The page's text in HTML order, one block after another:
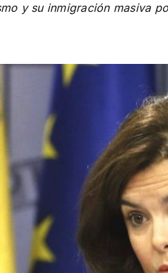
y su inmigración masiva